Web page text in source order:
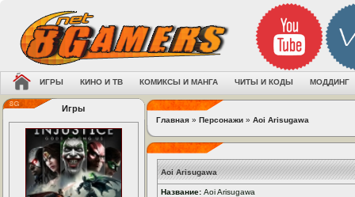
ИГРЫ КИНО И ТВ КОМИКСЫ И МАНГА ЧИТЫ И КОДЫ МОДДИНГ
Игры
Главная » Персонажи » Aoi Arisugawa
Aoi Arisugawa
Название: Aoi Arisugawa